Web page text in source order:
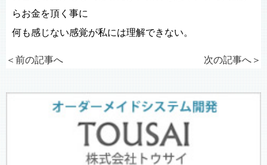
らお金を頂く事に
何も感じない感覚が私には理解できない。
＜前の記事へ 次の記事へ ＞